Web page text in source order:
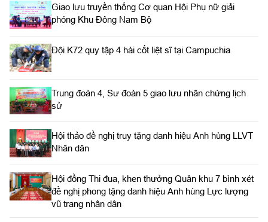
Giao lưu truyền thống Cơ quan Hội Phụ nữ giải
phóng Khu Đông Nam Bộ
Đội K72 quy tập 4 hài cốt liệt sĩ tại Campuchia
Trung đoàn 4, Sư đoàn 5 giao lưu nhân chứng lịch
sử
Hội thảo đề nghị truy tặng danh hiệu Anh hùng LLVT
Nhân dân
Hội đồng Thi đua, khen thưởng Quân khu 7 bình xét
đề nghị phong tặng danh hiệu Anh hùng Lực lượng
vũ trang nhân dân